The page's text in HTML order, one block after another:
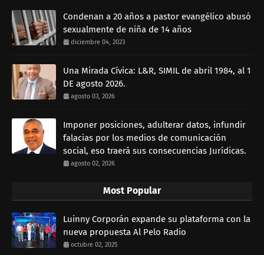
Condenan a 20 años a pastor evangélico abusó
sexualmente de niña de 14 años
diciembre 04, 2023
Una Mirada Cívica: L&R, SIMIL de abril 1984, al 1
DE agosto 2026.
agosto 03, 2026
Imponer posiciones, adulterar datos, infundir
falacias por los medios de comunicación
social, eso traerá sus consecuencias Jurídicas.
agosto 02, 2026
Most Popular
Luinny Corporán expande su plataforma con la
nueva propuesta Al Pelo Radio
octubre 02, 2025